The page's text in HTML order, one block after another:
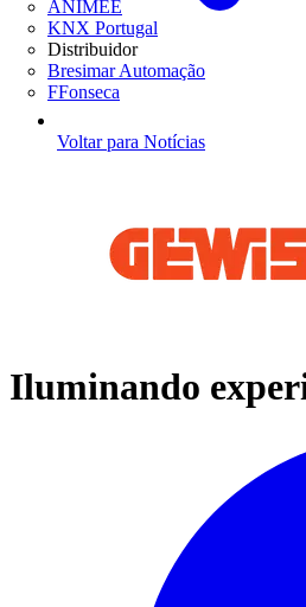
ANIMEE
KNX Portugal
Distribuidor
Bresimar Automação
FFonseca
Voltar para Notícias
Iluminando